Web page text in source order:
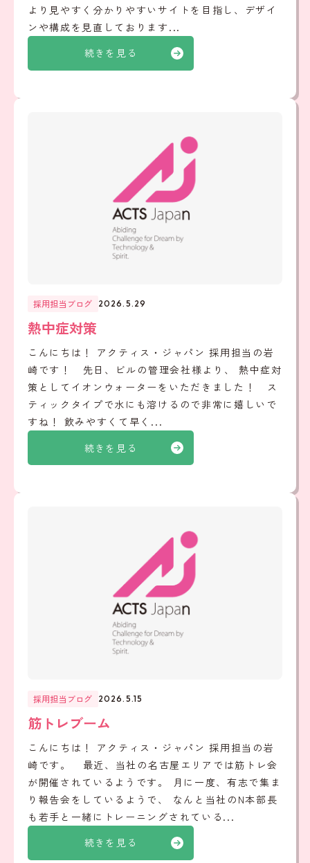
続きを見る
より見やすく分かりやすいサイトを目指し、デザイ
ンや構成を見直しております...
続きを見る
採用担当ブログ 2026.5.29
熱中症対策
こんにちは！ アクティス・ジャパン 採用担当の岩
崎です！ 先日、ビルの管理会社様より、 熱中症対
策としてイオンウォーターをいただきました！ ス
ティックタイプで水にも溶けるので非常に嬉しいで
すね！ 飲みやすくて早く...
続きを見る
採用担当ブログ 2026.5.15
筋トレブーム
こんにちは！ アクティス・ジャパン 採用担当の岩
崎です。 最近、当社の名古屋エリアでは筋トレ会
が開催されているようです。 月に一度、有志で集ま
り報告会をしているようで、 なんと当社のN本部長
も若手と一緒にトレーニングされている...